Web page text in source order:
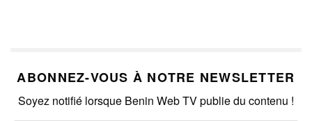
ABONNEZ-VOUS À NOTRE NEWSLETTER
Soyez notifié lorsque Benin Web TV publie du contenu !